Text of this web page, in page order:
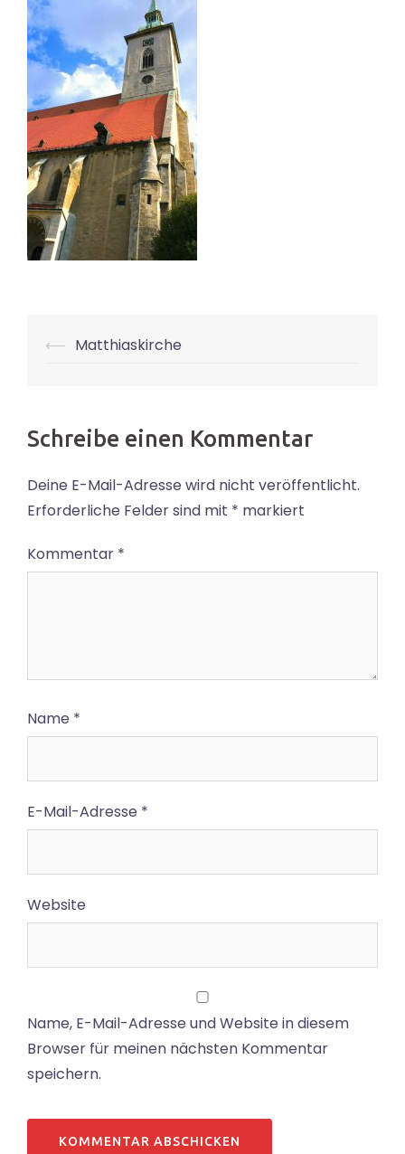
Beitrags-
⟵ Matthiaskirche
Schreibe einen Kommentar
Deine E-Mail-Adresse wird nicht veröffentlicht.
Erforderliche Felder sind mit * markiert
Kommentar *
Name *
E-Mail-Adresse *
Website
Name, E-Mail-Adresse und Website in diesem
Browser für meinen nächsten Kommentar
speichern.